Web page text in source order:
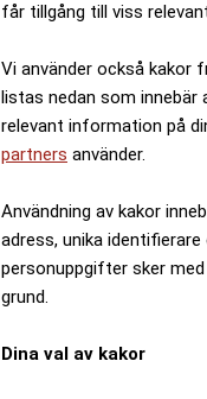
får tillgång till viss
Vi använder också kakor
listas nedan som
relevant information på
partners använder.
Användning av kakor
adress, unika
personuppgifter sker
grund.
Dina val av kakor